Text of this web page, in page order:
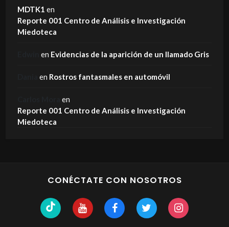
MDTK1 en
Reporte 001 Centro de Análisis e Investigación
Miedoteca
en Evidencias de la aparición de un llamado Gris
en Rostros fantasmales en automóvil
en
Reporte 001 Centro de Análisis e Investigación
Miedoteca
CONÉCTATE CON NOSOTROS